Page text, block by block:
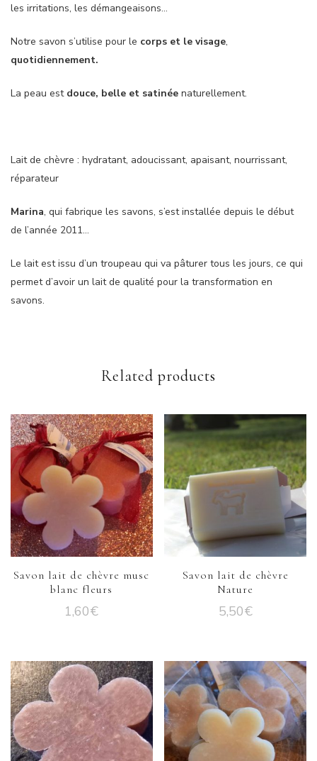
les irritations, les démangeaisons…
Notre savon s’utilise pour le corps et le visage,
quotidiennement.
La peau est douce, belle et satinée naturellement.
Lait de chèvre : hydratant, adoucissant, apaisant, nourrissant,
réparateur
Marina, qui fabrique les savons, s’est installée depuis le début
de l’année 2011…
Le lait est issu d’un troupeau qui va pâturer tous les jours, ce qui
permet d’avoir un lait de qualité pour la transformation en
savons.
Related products
Savon lait de chèvre musc
blanc fleurs
1,60€
Savon lait de chèvre
Nature
5,50€